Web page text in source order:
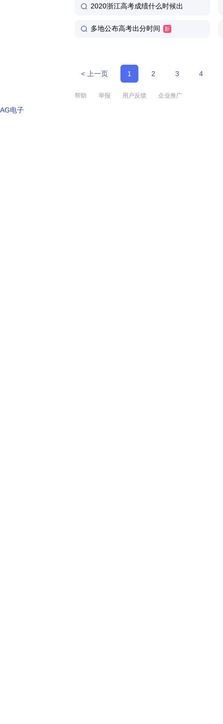
2020浙江高考成绩什么时候出
多地公布高考出分时间 新
< 上一页 1 2 3 4
帮助 举报 用户反馈 企业推广
AG电子